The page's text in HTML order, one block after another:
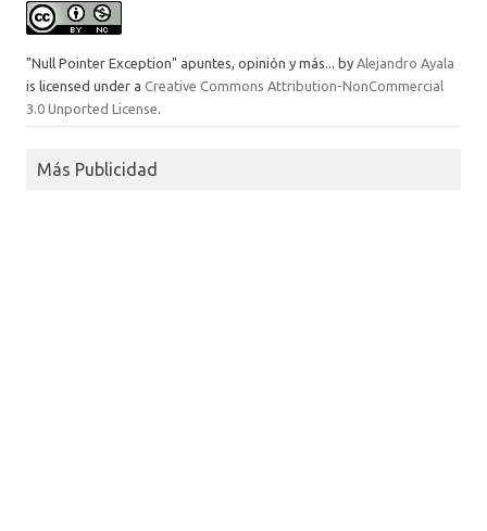
"Null Pointer Exception" apuntes, opinión y más... by Alejandro Ayala
is licensed under a Creative Commons Attribution-NonCommercial
3.0 Unported License.
Más Publicidad